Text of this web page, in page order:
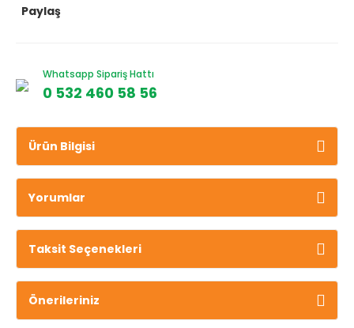
Paylaş
Whatsapp Sipariş Hattı
0 532 460 58 56
Ürün Bilgisi
Yorumlar
Taksit Seçenekleri
Önerileriniz